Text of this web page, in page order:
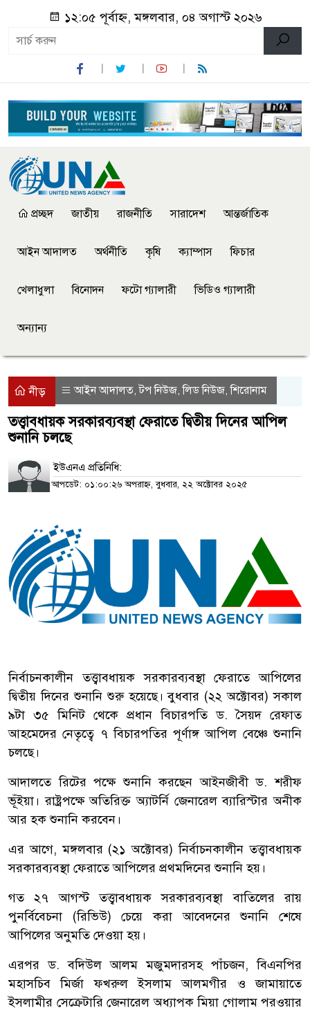
১২:০৫ পূর্বাহ্ন, মঙ্গলবার, ০৪ অগাস্ট ২০২৬
প্রচ্ছদ জাতীয় রাজনীতি সারাদেশ আন্তর্জাতিক
আইন আদালত অর্থনীতি কৃষি ক্যাম্পাস ফিচার
খেলাধুলা বিনোদন ফটো গ্যালারী ভিডিও গ্যালারী
অন্যান্য
নীড় আইন আদালত,টপ নিউজ,লিড নিউজ,শিরোনাম
তত্ত্বাবধায়ক সরকারব্যবস্থা ফেরাতে দ্বিতীয় দিনের আপিল
শুনানি চলছে
ইউএনএ প্রতিনিধি:
আপডেট: ০১:০০:২৬ অপরাহ্ন, বুধবার, ২২ অক্টোবর ২০২৫
নির্বাচনকালীন তত্ত্বাবধায়ক সরকারব্যবস্থা ফেরাতে আপিলের
দ্বিতীয় দিনের শুনানি শুরু হয়েছে। বুধবার (২২ অক্টোবর) সকাল
৯টা ৩৫ মিনিট থেকে প্রধান বিচারপতি ড. সৈয়দ রেফাত
আহমেদের নেতৃত্বে ৭ বিচারপতির পূর্ণাঙ্গ আপিল বেঞ্চে শুনানি
চলছে।
আদালতে রিটের পক্ষে শুনানি করছেন আইনজীবী ড. শরীফ
ভূঁইয়া। রাষ্ট্রপক্ষে অতিরিক্ত অ্যাটর্নি জেনারেল ব্যারিস্টার অনীক
আর হক শুনানি করবেন।
এর আগে, মঙ্গলবার (২১ অক্টোবর) নির্বাচনকালীন তত্ত্বাবধায়ক
সরকারব্যবস্থা ফেরাতে আপিলের প্রথমদিনের শুনানি হয়।
গত ২৭ আগস্ট তত্ত্বাবধায়ক সরকারব্যবস্থা বাতিলের রায়
পুনর্বিবেচনা (রিভিউ) চেয়ে করা আবেদনের শুনানি শেষে
আপিলের অনুমতি দেওয়া হয়।
এরপর ড. বদিউল আলম মজুমদারসহ পাঁচজন, বিএনপির
মহাসচিব মির্জা ফখরুল ইসলাম আলমগীর ও জামায়াতে
ইসলামীর সেক্রেটারি জেনারেল অধ্যাপক মিয়া গোলাম পরওয়ার